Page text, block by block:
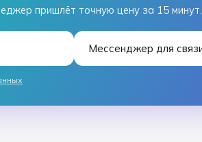
пришлёт точную цену за 15 минут.